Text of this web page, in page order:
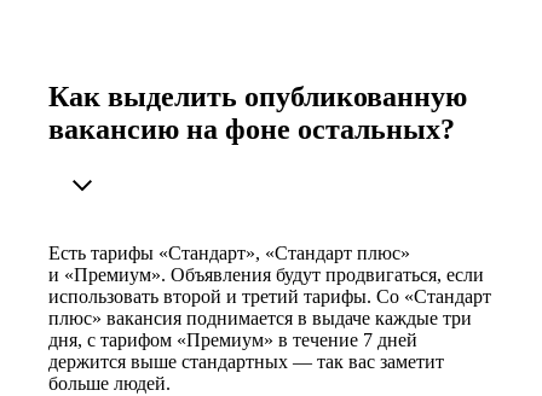
Как выделить опубликованную
вакансию на фоне остальных?
Есть тарифы «Стандарт», «Стандарт плюс»
и «Премиум». Объявления будут продвигаться, если
использовать второй и третий тарифы. Со «Стандарт
плюс» вакансия поднимается в выдаче каждые три
дня, с тарифом «Премиум» в течение 7 дней
держится выше стандартных — так вас заметит
больше людей.